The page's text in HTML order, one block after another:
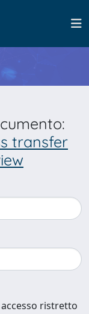
transfer
ristretto